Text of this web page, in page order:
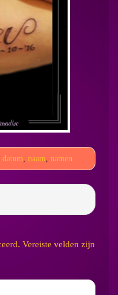
datum naam namen
Vereiste velden zijn